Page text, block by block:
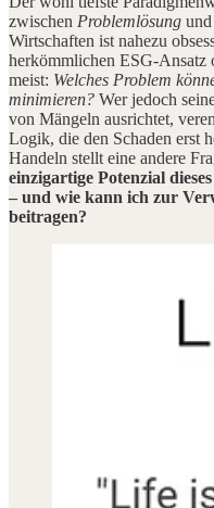
zwischen Problemlösung und
Wirtschaften ist nahezu
herkömmlichen ESG-Ansatz
meist: Welches Problem
minimieren? Wer jedoch
von Mängeln ausrichtet,
Logik, die den Schaden erst
Handeln stellt eine andere
einzigartige Potenzial
– und wie kann ich zur
beitragen?